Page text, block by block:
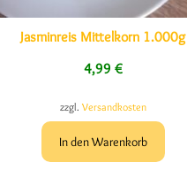
Jasminreis Mittelkorn 1.000g
4,99 €
zzgl. Versandkosten
In den Warenkorb